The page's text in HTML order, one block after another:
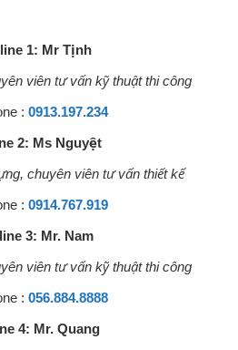
1: Mr Tịnh
viên tư vấn kỹ thuật thi công
: 0913.197.234
2: Ms Nguyệt
chuyên viên tư vấn thiết kế
: 0914.767.919
3: Mr. Nam
viên tư vấn kỹ thuật thi công
: 056.884.8888
4: Mr. Quang